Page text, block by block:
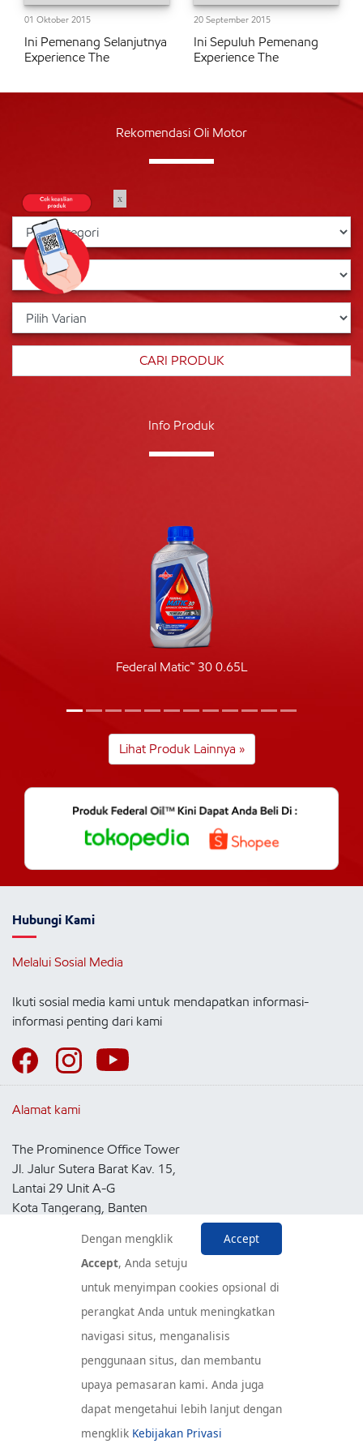
01 Oktober 2015
Ini Pemenang Selanjutnya
Experience The
20 September 2015
Ini Sepuluh Pemenang
Experience The
Rekomendasi Oli Motor
Info Produk
Federal Matic™ 30 0.65L
Lihat Produk Lainnya »
Hubungi Kami
Melalui Sosial Media
Ikuti sosial media kami untuk mendapatkan informasi-
informasi penting dari kami
Alamat kami
The Prominence Office Tower
Jl. Jalur Sutera Barat Kav. 15,
Lantai 29 Unit A-G
Kota Tangerang, Banten
Pusat Layanan Konsumen
© Hak Cipta 2020 Exxon Mobil Corporation. Seluruh Hak Cipta -
x
Accept
Dengan mengklik
Accept, Anda setuju
untuk menyimpan cookies opsional di
perangkat Anda untuk meningkatkan
navigasi situs, menganalisis
penggunaan situs, dan membantu
upaya pemasaran kami. Anda juga
dapat mengetahui lebih lanjut dengan
mengklik Kebijakan Privasi